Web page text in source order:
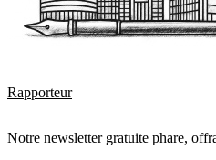
Rapporteur
Notre newsletter gratuite phare,